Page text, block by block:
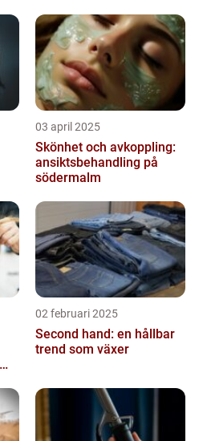
03 april 2025
Skönhet och avkoppling:
ansiktsbehandling på
södermalm
02 februari 2025
Second hand: en hållbar
trend som växer